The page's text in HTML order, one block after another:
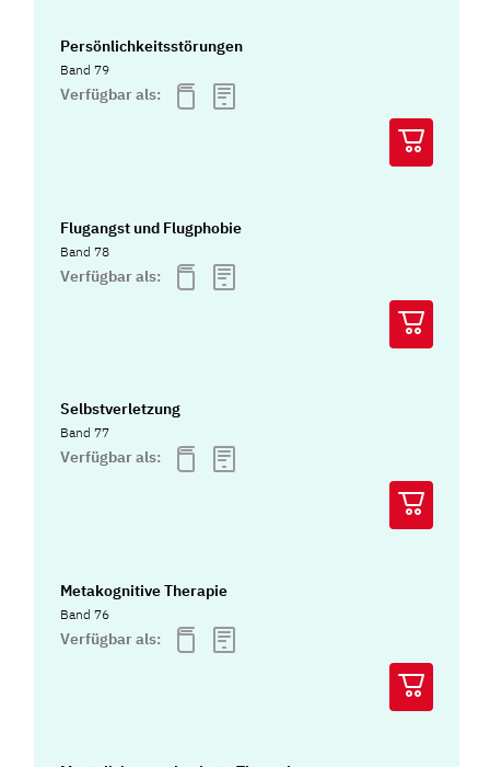
Persönlichkeitsstörungen
Band 79
Verfügbar als:
Flugangst und Flugphobie
Band 78
Verfügbar als:
Selbstverletzung
Band 77
Verfügbar als:
Metakognitive Therapie
Band 76
Verfügbar als: